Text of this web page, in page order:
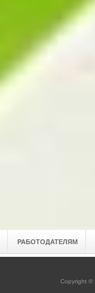
РАБОТОДАТЕЛЯМ
Copyright ©